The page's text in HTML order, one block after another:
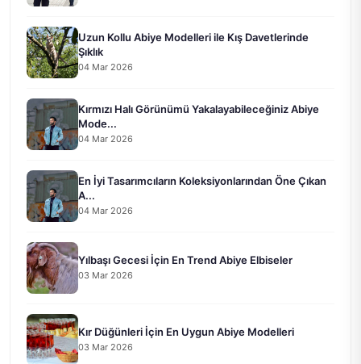
Uzun Kollu Abiye Modelleri ile Kış Davetlerinde
Şıklık
04 Mar 2026
Kırmızı Halı Görünümü Yakalayabileceğiniz Abiye
Mode...
04 Mar 2026
En İyi Tasarımcıların Koleksiyonlarından Öne Çıkan
A...
04 Mar 2026
Yılbaşı Gecesi İçin En Trend Abiye Elbiseler
03 Mar 2026
Kır Düğünleri İçin En Uygun Abiye Modelleri
03 Mar 2026